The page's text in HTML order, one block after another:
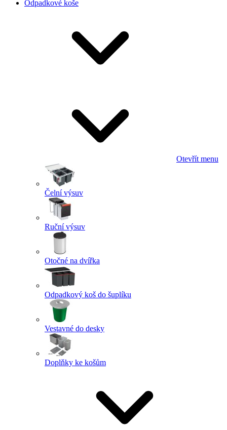
Odpadkové koše
Otevřít menu
Čelní výsuv
Ruční výsuv
Otočné na dvířka
Odpadkový koš do šuplíku
Vestavné do desky
Doplňky ke košům